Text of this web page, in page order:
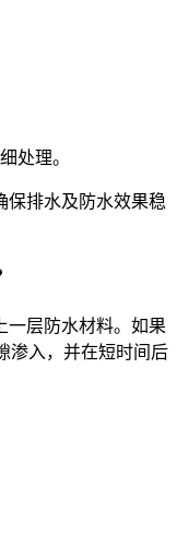
处理。
保排水及防水效果稳
一层防水材料。如果
渗入，并在短时间后